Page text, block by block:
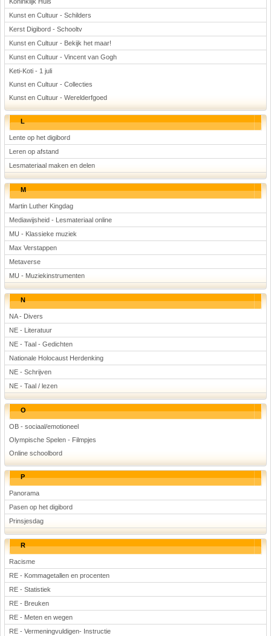
Kunst en Cultuur - Schilders
Kerst Digibord - Schooltv
Kunst en Cultuur - Bekijk het maar!
Kunst en Cultuur - Vincent van Gogh
Keti-Koti - 1 juli
Kunst en Cultuur - Collecties
Kunst en Cultuur - Werelderfgoed
L
Lente op het digibord
Leren op afstand
Lesmateriaal maken en delen
M
Martin Luther Kingdag
Mediawijsheid - Lesmateriaal online
MU - Klassieke muziek
Max Verstappen
Metaverse
MU - Muziekinstrumenten
N
NA - Divers
NE - Literatuur
NE - Taal - Gedichten
Nationale Holocaust Herdenking
NE - Schrijven
NE - Taal / lezen
O
OB - sociaal/emotioneel
Olympische Spelen - Filmpjes
Online schoolbord
P
Panorama
Pasen op het digibord
Prinsjesdag
R
Racisme
RE - Kommagetallen en procenten
RE - Statistiek
RE - Breuken
RE - Meten en wegen
RE - Vermeningvuldigen- Instructie